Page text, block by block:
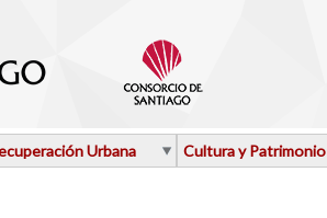
Urbana
Cultura y Patrimonio